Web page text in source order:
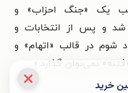
یک «جنگ احزاب» و
شد و پس از انتخابات و
در قالب «اتهام» و
نمی‌توان گذارد.»